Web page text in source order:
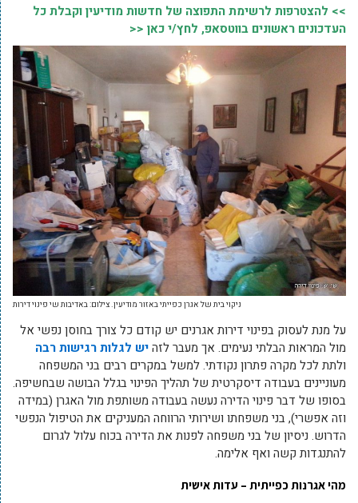
>> להצטרפות לרשימת התפוצה של חדשות מודיעין וקבלת כל
העדכונים ראשונים בווטסאפ, לחץ/י כאן <<
ניקוי בית של אגרן כפייתי באזור מודיעין. צילום: באדיבות שי פינוי דירות
על מנת לעסוק בפינוי דירות אגרנים יש קודם כל צורך בחוסן נפשי אל
מול המראות הבלתי נעימים. אך מעבר לזהיש לגלות רגישות רבה
ולתת לכל מקרה פתרון נקודתי. למשל במקרים רבים בני המשפחה
מעוניינים בעבודה דיסקרטית של תהליך הפינוי בגלל הבושה שבחשיפה.
בסופו של דבר פינוי הדירה נעשה בעבודה משותפת מול האגרן (במידה
וזה אפשרי), בני משפחתו ושירותי הרווחה המעניקים את הטיפול הנפשי
הדרוש. ניסיון של בני משפחה לפנות את הדירה בכוח עלול לגרום
להתנגדות קשה ואף אלימה.
מהי אגרנות כפייתית – עדות אישית